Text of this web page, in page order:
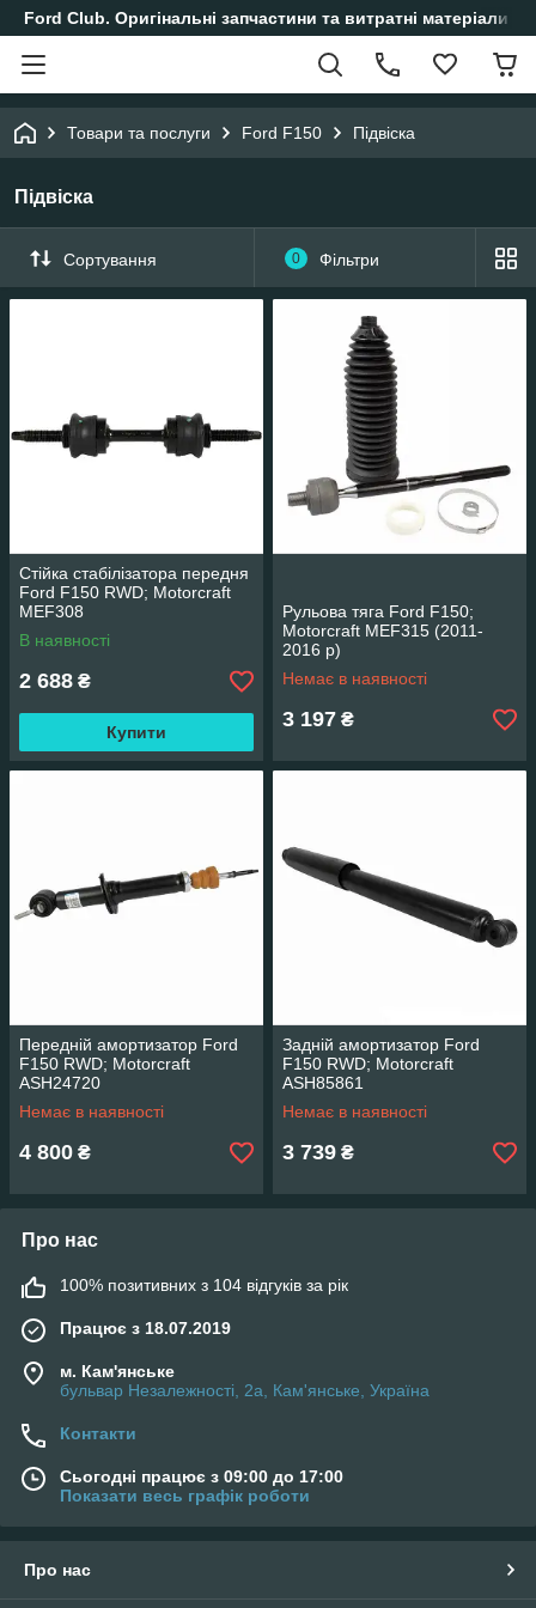
Ford Club. Оригінальні запчастини та витратні матеріали
Товари та послуги Ford F150 Підвіска
Підвіска
Сортування 0 Фільтри
Стійка стабілізатора передня
Ford F150 RWD; Motorcraft
MEF308
В наявності
2 688 ₴
Купити
Рульова тяга Ford F150;
Motorcraft MEF315 (2011-
2016 р)
Немає в наявності
3 197 ₴
Передній амортизатор Ford
F150 RWD; Motorcraft
ASH24720
Немає в наявності
4 800 ₴
Задній амортизатор Ford
F150 RWD; Motorcraft
ASH85861
Немає в наявності
3 739 ₴
Про нас
100% позитивних з 104 відгуків за рік
Працює з 18.07.2019
м. Кам'янське
бульвар Незалежності, 2а, Кам'янське, Україна
Контакти
Сьогодні працює з 09:00 до 17:00
Показати весь графік роботи
Про нас